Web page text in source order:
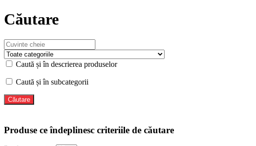
Căutare
Caută și în descrierea produselor
Caută și în subcategorii
Produse ce îndeplinesc criteriile de căutare